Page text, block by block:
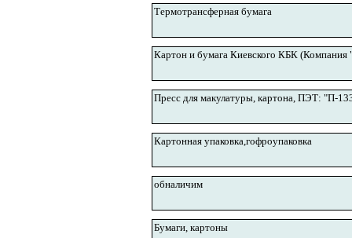
Термотрансферная бумага
Картон и бумага Киевского КБК (Компания
Пресс для макулатуры, картона, ПЭТ: "П-
Картонная упаковка,гофроупаковка
обналичим
Бумаги, картоны